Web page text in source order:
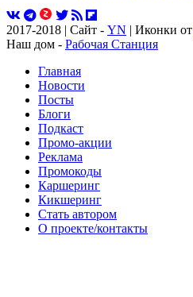
2017-2018 | Сайт - YN | Иконки от
Наш дом - Рабочая Станция
Главная
Новости
Посты
Блоги
Подкаст
Промо-акции
Реклама
Промокоды
Каршеринг
Кикшеринг
Стать автором
О проекте/контакты